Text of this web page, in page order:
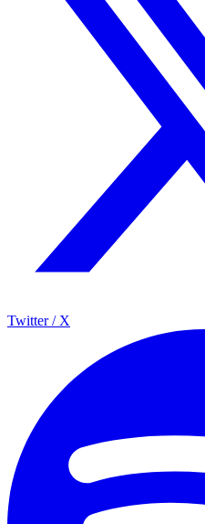
Twitter / X